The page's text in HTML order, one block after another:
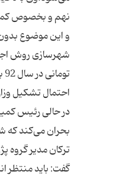
نهم و بخصوص
و این موضوع
در حالی رئیس
بحران می‌کند که
ترکان مدیر گروه
گفت: باید منتظر